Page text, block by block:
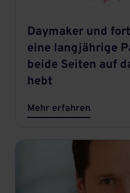
Daymaker und
eine langjährige
beide Seiten auf
hebt
Mehr erfahren